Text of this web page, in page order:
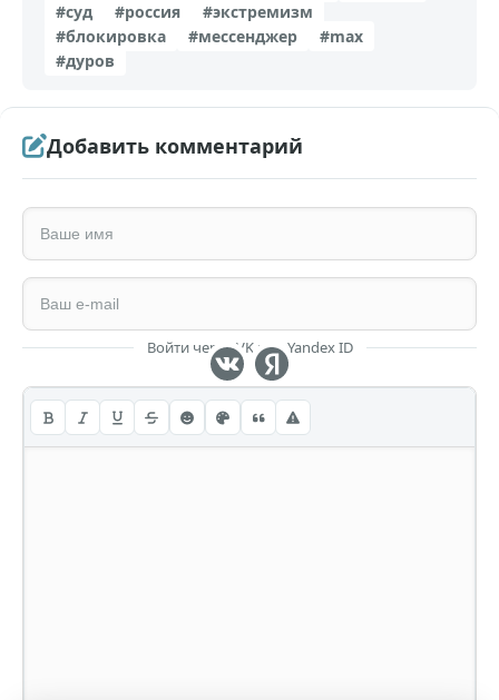
#суд
#россия
#экстремизм
#блокировка
#мессенджер
#max
#дуров
Добавить комментарий
Войти через VK или Yandex ID